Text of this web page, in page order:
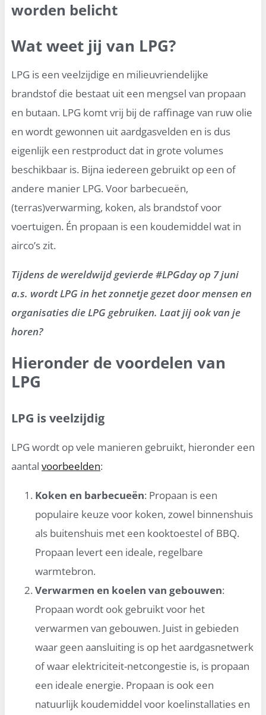
worden belicht
Wat weet jij van LPG?
LPG is een veelzijdige en milieuvriendelijke
brandstof die bestaat uit een mengsel van propaan
en butaan. LPG komt vrij bij de raffinage van ruw olie
en wordt gewonnen uit aardgasvelden en is dus
eigenlijk een restproduct dat in grote volumes
beschikbaar is. Bijna iedereen gebruikt op een of
andere manier LPG. Voor barbecueën,
(terras)verwarming, koken, als brandstof voor
voertuigen. Én propaan is een koudemiddel wat in
airco’s zit.
Tijdens de wereldwijd gevierde #LPGday op 7 juni
a.s. wordt LPG in het zonnetje gezet door mensen en
organisaties die LPG gebruiken. Laat jij ook van je
horen?
Hieronder de voordelen van
LPG
LPG is veelzijdig
LPG wordt op vele manieren gebruikt, hieronder een
aantal voorbeelden:
Koken en barbecueën: Propaan is een
populaire keuze voor koken, zowel binnenshuis
als buitenshuis met een kooktoestel of BBQ.
Propaan levert een ideale, regelbare
warmtebron.
Verwarmen en koelen van gebouwen:
Propaan wordt ook gebruikt voor het
verwarmen van gebouwen. Juist in gebieden
waar geen aansluiting is op het aardgasnetwerk
of waar elektriciteit-netcongestie is, is propaan
een ideale energie. Propaan is ook een
natuurlijk koudemiddel voor koelinstallaties en